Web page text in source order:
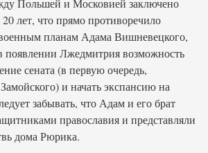
Польшей и Московией заключено
лет, что прямо противоречило
планам Адама Вишневецкого,
появлении Лжедмитрия возможность
сената (в первую очередь,
и начать экспансию на
забывать, что Адам и его брат
православия и представляли
дома Рюрика.